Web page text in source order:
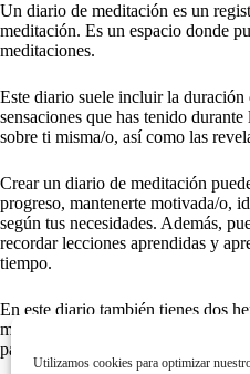
Utilizamos cookies para optimizar
Un diario de meditación es un
meditación. Es un espacio donde
meditaciones.
Este diario suele incluir la duración
sensaciones que has tenido
sobre ti misma/o, así como las
Crear un diario de meditación
progreso, mantenerte motivada/o,
según tus necesidades. Además,
recordar lecciones aprendidas y
tiempo.
En este diario también tienes dos
muchísimo y me siguen
para que integres estas prácticas tan